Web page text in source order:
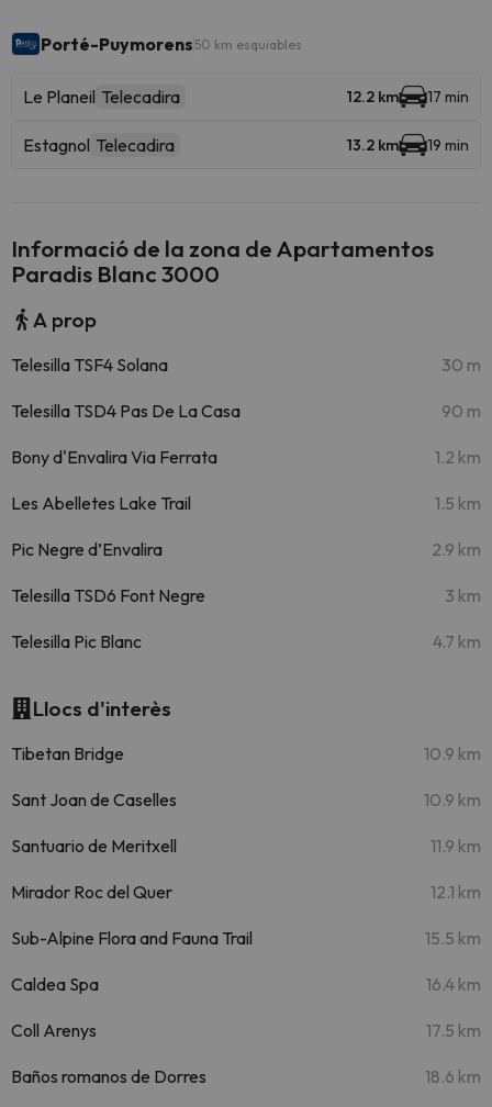
Porté-Puymorens 50 km esquiables
Le Planeil Telecadira 12.2 km 17 min
Estagnol Telecadira 13.2 km 19 min
Informació de la zona de Apartamentos
Paradis Blanc 3000
A prop
Telesilla TSF4 Solana 30 m
Telesilla TSD4 Pas De La Casa 90 m
Bony d'Envalira Via Ferrata 1.2 km
Les Abelletes Lake Trail 1.5 km
Pic Negre d’Envalira 2.9 km
Telesilla TSD6 Font Negre 3 km
Telesilla Pic Blanc 4.7 km
Llocs d'interès
Tibetan Bridge 10.9 km
Sant Joan de Caselles 10.9 km
Santuario de Meritxell 11.9 km
Mirador Roc del Quer 12.1 km
Sub-Alpine Flora and Fauna Trail 15.5 km
Caldea Spa 16.4 km
Coll Arenys 17.5 km
Baños romanos de Dorres 18.6 km